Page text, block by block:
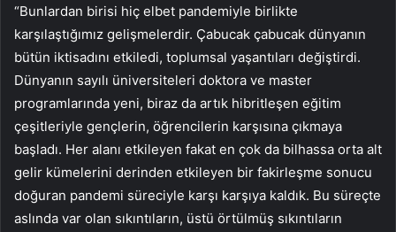
“Bunlardan birisi hiç elbet pandemiyle birlikte
karşılaştığımız gelişmelerdir. Çabucak çabucak dünyanın
bütün iktisadını etkiledi, toplumsal yaşantıları değiştirdi.
Dünyanın sayılı üniversiteleri doktora ve master
programlarında yeni, biraz da artık hibritleşen eğitim
çeşitleriyle gençlerin, öğrencilerin karşısına çıkmaya
başladı. Her alanı etkileyen fakat en çok da bilhassa orta alt
gelir kümelerini derinden etkileyen bir fakirleşme sonucu
doğuran pandemi süreciyle karşı karşıya kaldık. Bu süreçte
aslında var olan sıkıntıların, üstü örtülmüş sıkıntıların